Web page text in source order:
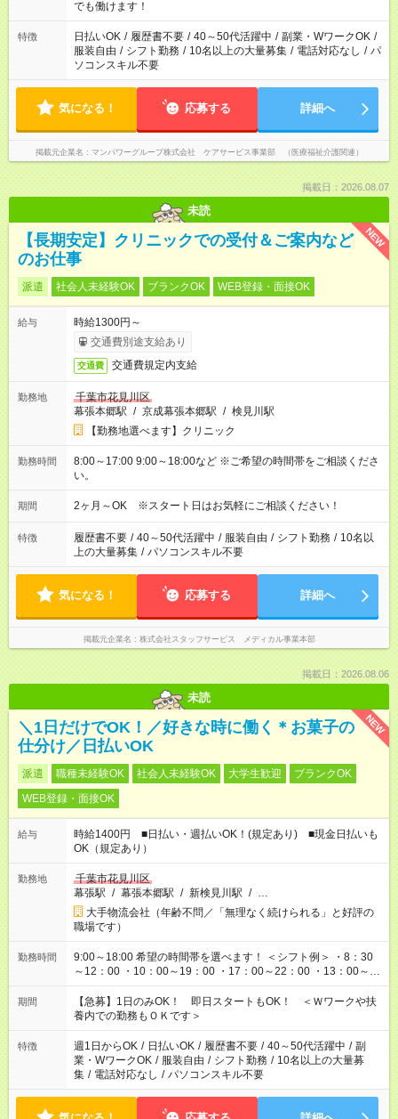
となります ※労働者派遣法（日雇い派遣の原則禁止）により、
短時間・短期間の就業はご案内が難しい場合があります
でも働けます！
特徴 日払いOK / 履歴書不要 / 40～50代活躍中 / 副業・WワークOK /
服装自由 / シフト勤務 / 10名以上の大量募集 / 電話対応なし / パ
ソコンスキル不要
気になる！ 応募する 詳細へ
掲載元企業名 マンパワーグループ株式会社 ケアサービス事業部 （医療福祉介護関連）
掲載日：2026.08.07
未読
NEW
【長期安定】クリニックでの受付＆ご案内など
のお仕事
派遣 社会人未経験OK ブランクOK WEB登録・面接OK
給与
時給1300円～
交通費別途支給あり
交通費 交通費規定内支給
勤務地
千葉市花見川区
幕張本郷駅 / 京成幕張本郷駅 / 検見川駅
【勤務地選べます】クリニック
勤務時間
8:00～17:00 9:00～18:00など ※ご希望の時間帯をご相談くださ
い。
期間 2ヶ月～OK ※スタート日はお気軽にご相談ください！
特徴 履歴書不要 / 40～50代活躍中 / 服装自由 / シフト勤務 / 10名以
上の大量募集 / パソコンスキル不要
気になる！ 応募する 詳細へ
掲載元企業名 株式会社スタッフサービス メディカル事業本部
掲載日：2026.08.06
未読
NEW
＼1日だけでOK！／好きな時に働く＊お菓子の
仕分け／日払いOK
派遣 職種未経験OK 社会人未経験OK 大学生歓迎
ブランクOK
WEB登録・面接OK
給与
時給1400円 ■日払い・週払いOK！(規定あり) ■現金日払いも
OK（規定あり）
勤務地
千葉市花見川区
幕張駅 / 幕張本郷駅 / 新検見川駅 / …
大手物流会社（年齢不問／「無理なく続けられる」と好評の
職場です）
勤務時間
9:00～18:00 希望の時間帯を選べます！ ＜シフト例＞ ・8：30
～12：00 ・10：00～19：00 ・17：00～22：00 ・13：00～
22：00 ・22：00～翌6：00 など
期間
【急募】1日のみOK！ 即日スタートもOK！ ＜Ｗワークや扶
養内での勤務もＯＫです＞
特徴 週1日からOK / 日払いOK / 履歴書不要 / 40～50代活躍中 / 副
業・WワークOK / 服装自由 / シフト勤務 / 10名以上の大量募
集 / 電話対応なし / パソコンスキル不要